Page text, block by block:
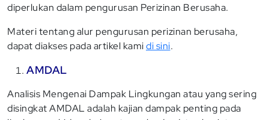
diperlukan dalam pengurusan Perizinan Berusaha.
Materi tentang alur pengurusan perizinan berusaha,
dapat diakses pada artikel kamidi sini.
AMDAL
Analisis Mengenai Dampak Lingkungan atau yang sering
disingkat AMDAL adalah kajian dampak penting pada